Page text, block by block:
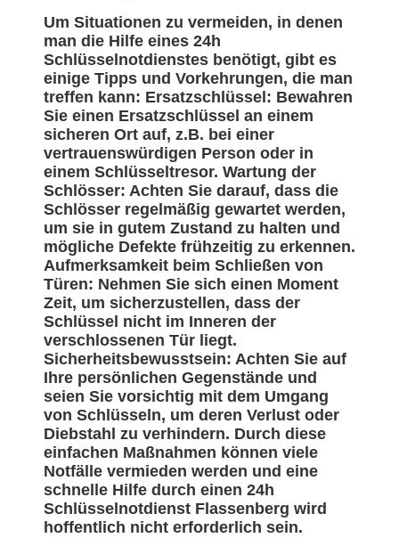
Um Situationen zu vermeiden, in denen
man die Hilfe eines 24h
Schlüsselnotdienstes benötigt, gibt es
einige Tipps und Vorkehrungen, die man
treffen kann: Ersatzschlüssel: Bewahren
Sie einen Ersatzschlüssel an einem
sicheren Ort auf, z.B. bei einer
vertrauenswürdigen Person oder in
einem Schlüsseltresor. Wartung der
Schlösser: Achten Sie darauf, dass die
Schlösser regelmäßig gewartet werden,
um sie in gutem Zustand zu halten und
mögliche Defekte frühzeitig zu erkennen.
Aufmerksamkeit beim Schließen von
Türen: Nehmen Sie sich einen Moment
Zeit, um sicherzustellen, dass der
Schlüssel nicht im Inneren der
verschlossenen Tür liegt.
Sicherheitsbewusstsein: Achten Sie auf
Ihre persönlichen Gegenstände und
seien Sie vorsichtig mit dem Umgang
von Schlüsseln, um deren Verlust oder
Diebstahl zu verhindern. Durch diese
einfachen Maßnahmen können viele
Notfälle vermieden werden und eine
schnelle Hilfe durch einen 24h
Schlüsselnotdienst Flassenberg wird
hoffentlich nicht erforderlich sein.